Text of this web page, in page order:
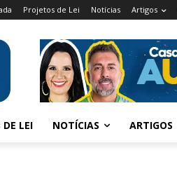
Projetos de Lei Notícias Artigos
DE LEI NOTÍCIAS ARTIGOS